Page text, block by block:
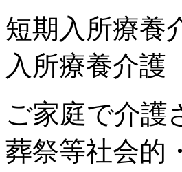
短期入所療養
入所療養介護
ご家庭で介護
葬祭等社会的